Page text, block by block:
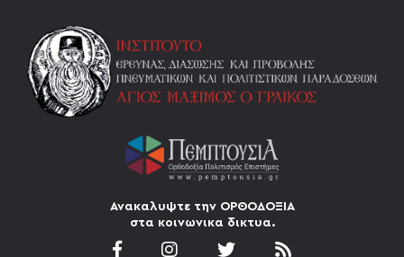
Ανακαλυψτε την ΟΡΘΟΔΟΞΙΑ
στα κοινωνικα δικτυα.